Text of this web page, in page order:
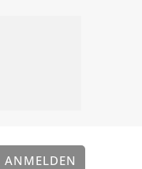
ANMELDEN